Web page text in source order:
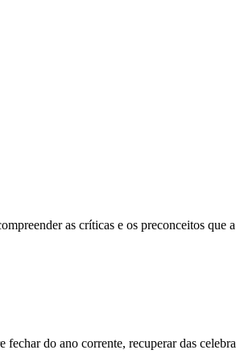
as críticas e os preconceitos que
do ano corrente, recuperar das